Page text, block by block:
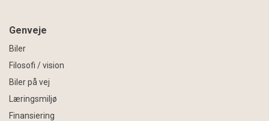
Genveje
Biler
Filosofi / vision
Biler på vej
Læringsmiljø
Finansiering